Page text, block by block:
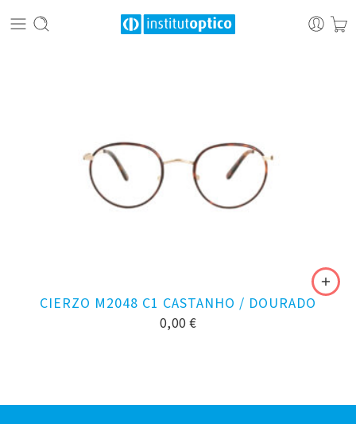
CIERZO M2048 C1 CASTANHO / DOURADO
0,00 €